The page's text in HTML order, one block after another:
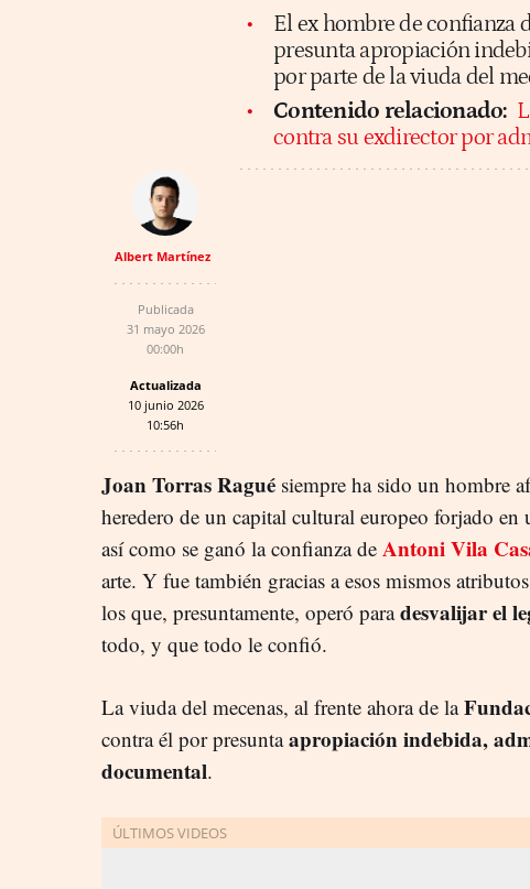
El ex hombre de confianza
presunta apropiación
por parte de la viuda del
Contenido relacionado:
contra su exdirector por
Albert Martínez
Publicada
31 mayo 2026
00:00h
Actualizada
10 junio 2026
10:56h
Joan Torras Ragué siempre ha sido un hombre
heredero de un capital cultural europeo forjado en
así como se ganó la confianza de Antoni Vila
arte. Y fue también gracias a esos mismos
los que, presuntamente, operó paradesvalijar el
todo, y que todo le confió.
La viuda del mecenas, al frente ahora de la
contra él por presuntaapropiación indebida,
documental.